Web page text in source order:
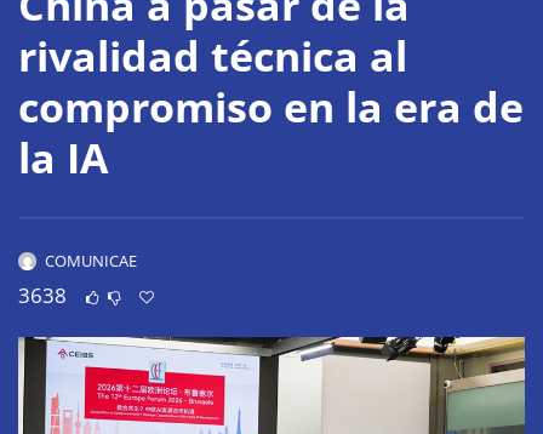
rivalidad técnica al
compromiso en la era de
la IA
COMUNICAE
3638